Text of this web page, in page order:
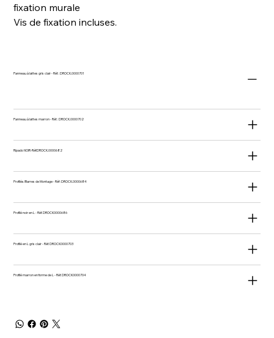
fixation murale
Vis de fixation incluses.
Panneau à lattes gris clair - Réf. : DROCK.0000701
Panneau à lattes marron - Réf. : DROCK.0000702
Ripado NOIR-Réf:DROCK.0000682
Profilés/Barres de Montage - Réf : DROCK.0000684
Profilé noir en L - Réf. DROCK0000686
Profilé en L gris clair - Réf. DROCK0000703
Profilé marron en forme de L - Réf. DROCK0000704